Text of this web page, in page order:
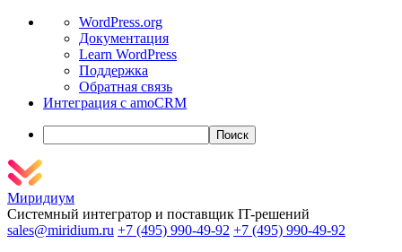
WordPress
WordPress.org
Документация
Learn WordPress
Поддержка
Обратная связь
Интеграция с amoCRM
Поиск
Миридиум
Системный интегратор и поставщик IT-решений
sales@miridium.ru +7 (495) 990-49-92 +7 (495) 990-49-92